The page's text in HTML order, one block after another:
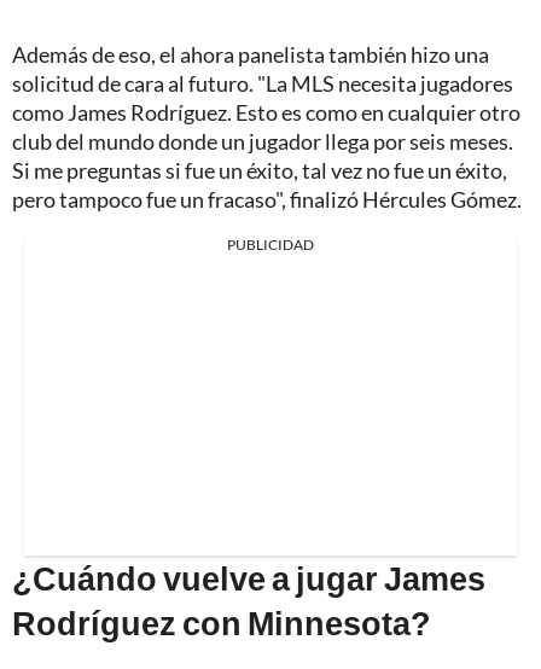
Además de eso, el ahora panelista también hizo una
solicitud de cara al futuro. "La MLS necesita jugadores
como James Rodríguez. Esto es como en cualquier otro
club del mundo donde un jugador llega por seis meses.
Si me preguntas si fue un éxito, tal vez no fue un éxito,
pero tampoco fue un fracaso", finalizó Hércules Gómez.
PUBLICIDAD
¿Cuándo vuelve a jugar James
Rodríguez con Minnesota?